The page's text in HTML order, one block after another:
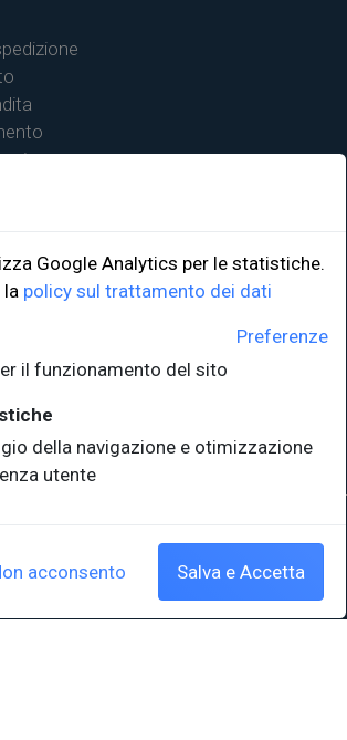
privacy
di Trieste
di Ateneo
- C.F. 80013890324 - P.E.C.: ateneo@pec.units.it
Google Analytics per le statistiche.
la policy sul trattamento dei dati
Preferenze
il funzionamento del sito
della navigazione e otimizzazione
utente
acconsento Salva e Accetta